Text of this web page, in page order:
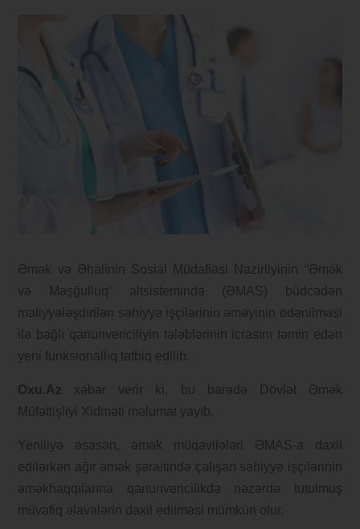
Əmək və Əhalinin Sosial Müdafiəsi Nazirliyinin “Əmək
və Məşğulluq” altsistemində (ƏMAS) büdcədən
maliyyələşdirilən səhiyyə işçilərinin əməyinin ödənilməsi
ilə bağlı qanunvericiliyin tələblərinin icrasını təmin edən
yeni funksionallıq tətbiq edilib.
Oxu.Az xəbər verir ki, bu barədə Dövlət Əmək
Müfəttişliyi Xidməti məlumat yayıb.
Yeniliyə əsasən, əmək müqavilələri ƏMAS-a daxil
edilərkən ağır əmək şəraitində çalışan səhiyyə işçilərinin
əməkhaqqılarına qanunvericilikdə nəzərdə tutulmuş
müvafiq əlavələrin daxil edilməsi mümkün olur.